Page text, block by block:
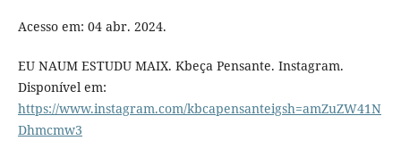
Acesso em: 04 abr. 2024.
EU NAUM ESTUDU MAIX. Kbeça Pensante. Instagram.
Disponível em:
https://www.instagram.com/kbcapensanteigsh=amZuZW41N
Dhmcmw3